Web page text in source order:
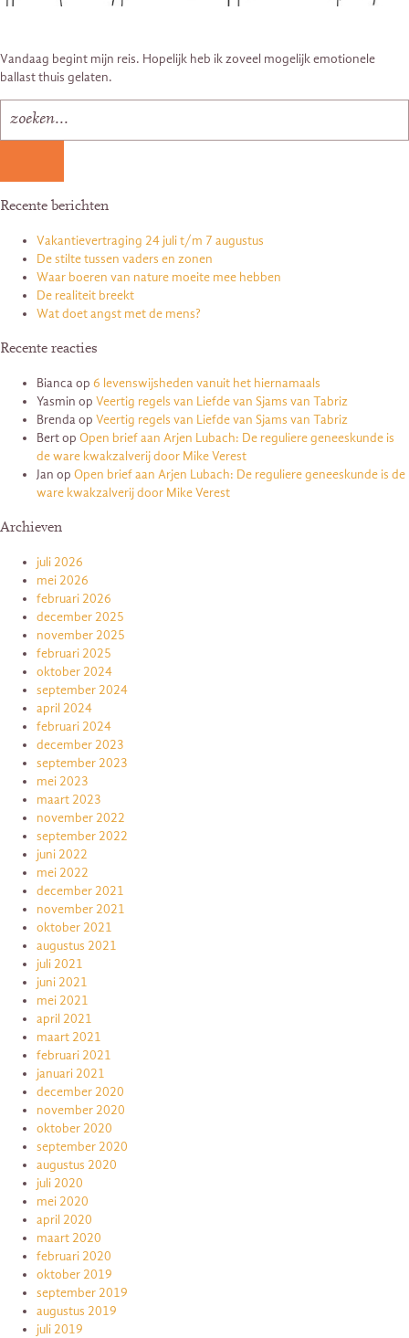
Vandaag begint mijn reis. Hopelijk heb ik zoveel mogelijk emotionele
ballast thuis gelaten.
Recente berichten
Vakantievertraging 24 juli t/m 7 augustus
De stilte tussen vaders en zonen
Waar boeren van nature moeite mee hebben
De realiteit breekt
Wat doet angst met de mens?
Recente reacties
Biancaop 6 levenswijsheden vanuit het hiernamaals
Yasmin op Veertig regels van Liefde van Sjams van Tabriz
Brendaop Veertig regels van Liefde van Sjams van Tabriz
Bertop Open brief aan Arjen Lubach: De reguliere geneeskunde is
de ware kwakzalverij door Mike Verest
Jan op Open brief aan Arjen Lubach: De reguliere geneeskunde is de
ware kwakzalverij door Mike Verest
Archieven
juli 2026
mei 2026
februari 2026
december 2025
november 2025
februari 2025
oktober 2024
september 2024
april 2024
februari 2024
december 2023
september 2023
mei 2023
maart 2023
november 2022
september 2022
juni 2022
mei 2022
december 2021
november 2021
oktober 2021
augustus 2021
juli 2021
juni 2021
mei 2021
april 2021
maart 2021
februari 2021
januari 2021
december 2020
november 2020
oktober 2020
september 2020
augustus 2020
juli 2020
mei 2020
april 2020
maart 2020
februari 2020
oktober 2019
september 2019
augustus 2019
juli 2019